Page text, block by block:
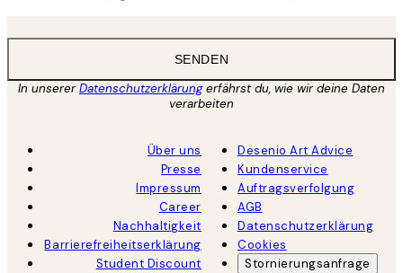
SENDEN
In unsererDatenschutzerklärungerfährst du, wie wir deine Daten
verarbeiten
Über uns
Presse
Impressum
Career
Nachhaltigkeit
Barrierefreiheitserklärung
Student Discount
Desenio Art Advice
Kundenservice
Auftragsverfolgung
AGB
Datenschutzerklärung
Cookies
Stornierungsanfrage